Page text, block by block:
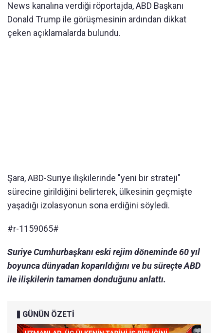
News kanalına verdiği röportajda, ABD Başkanı
Donald Trump ile görüşmesinin ardından dikkat
çeken açıklamalarda bulundu.
Şara, ABD-Suriye ilişkilerinde "yeni bir strateji"
sürecine girildiğini belirterek, ülkesinin geçmişte
yaşadığı izolasyonun sona erdiğini söyledi.
#r-1159065#
Suriye Cumhurbaşkanı eski rejim döneminde 60 yıl
boyunca dünyadan koparıldığını ve bu süreçte ABD
ile ilişkilerin tamamen donduğunu anlattı.
GÜNÜN ÖZETİ